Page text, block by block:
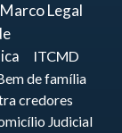
Marco Legal
ITCMD
de família
credores
Judicial